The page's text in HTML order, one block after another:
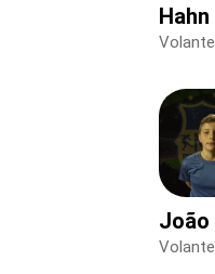
Hahn
Volante
João
Volante